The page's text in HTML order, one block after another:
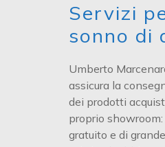
Servizi
sonno di
Umberto
assicura la
dei prodotti
proprio
gratuito e di